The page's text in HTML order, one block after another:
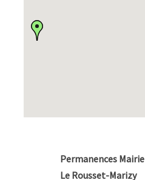
Permanences Mairie
Le Rousset-Marizy